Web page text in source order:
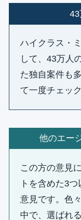
43
ハイクラス・
して、43万人
た独自案件も
て一度チェッ
他のエー
この方の意見
トを含めた3
意見です。色
中で、選ばれ